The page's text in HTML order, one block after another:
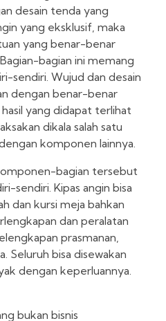
desain tenda yang
yang eksklusif, maka
yang benar-benar
bagian ini memang
sendiri. Wujud dan desain
dengan benar-benar
yang didapat terlihat
dikala salah satu
komponen lainnya.
bagian tersebut
sendiri. Kipas angin bisa
dan kursi meja bahkan
dan peralatan
prasmanan,
Seluruh bisa disewakan
dengan keperluannya.
bukan bisnis